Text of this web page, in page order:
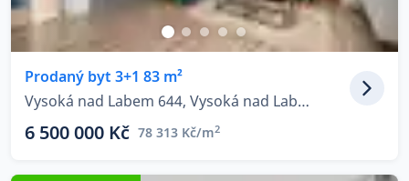
Prodaný byt 3+1 83 m²
Vysoká nad Labem 644, Vysoká nad Labem
6 500 000 Kč 78 313 Kč/m2